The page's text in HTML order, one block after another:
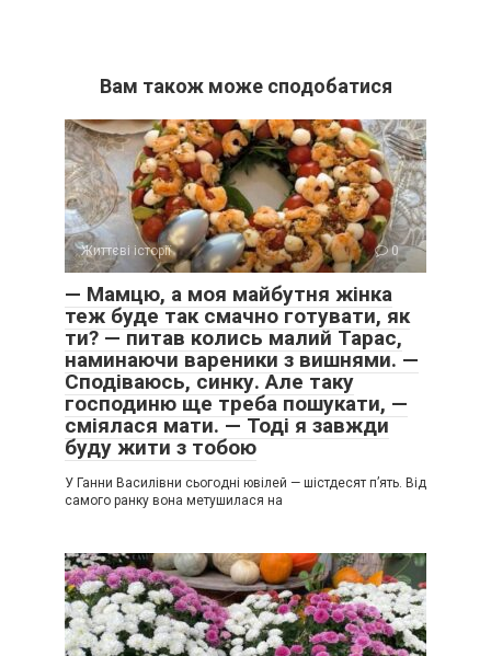
Вам також може сподобатися
Життєві історії 0
— Мамцю, а моя майбутня жінка
теж буде так смачно готувати, як
ти? — питав колись малий Тарас,
наминаючи вареники з вишнями. —
Сподіваюсь, синку. Але таку
господиню ще треба пошукати, —
сміялася мати. — Тоді я завжди
буду жити з тобою
У Ганни Василівни сьогодні ювілей — шістдесят п’ять. Від
самого ранку вона метушилася на